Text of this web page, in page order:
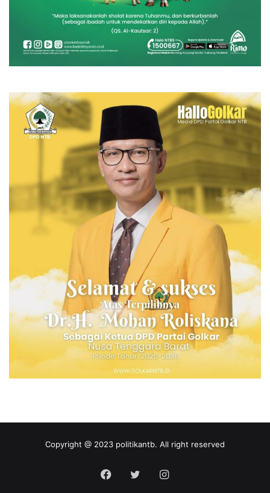
Copyright @ 2023 politikantb. All right reserved
Facebook
TwitterInstagram